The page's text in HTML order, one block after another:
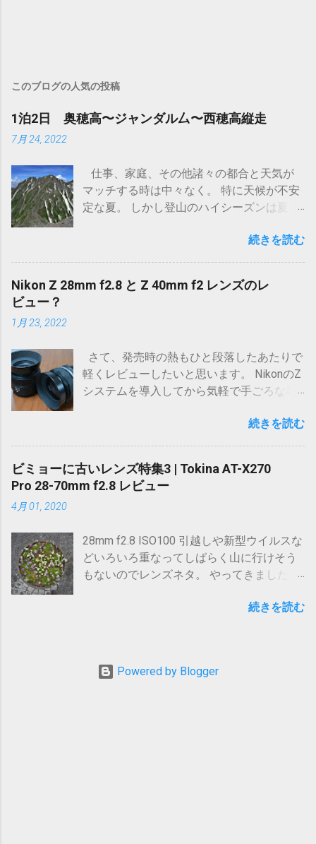
このブログの人気の投稿
1泊2日 奥穂高〜ジャンダル厶〜西穂高縦走
7月 24, 2022
仕事、家庭、その他諸々の都合と天気が
マッチする時は中々なく。 特に天候が不安
定な夏。 しかし登山のハイシーズンは夏！
ってますが、高山植物は夏しか会えないん
シーズンしか早朝やってなかったり。 そん
なこんなでここ3年ほど尽く計画は頓挫。家
納得させようと思い、家族の理解を得て有
休ぶち込んで行ってきました。 久しぶりの
高気圧さんのおかげで日月が晴れそ
ますが、山は逃げなくても各人にとっての
ベストなチャンス、機会というものは簡単
に逃げます。 長い目で見れば山小屋の存続
や公共工事による景観の変化など山も変わ
らないわけではありません。 だからこそ、
今回は平日も活用しないととてもじゃない
が行けない、大人気の北アルプス穂高連峰
に行こうと決めました。 何故か。 最初はず
縦走をと思っていましたが、今年はなんと
北アルプスを調べ始めると。。。ありまし
た1泊2日に好適なルートが。 興味はありつ
続きを読む
Nikon Z 28mm f2.8 と Z 40mm f2 レンズのレ
ビュー？
1月 23, 2022
さて、発売時の熱もひと段落したあたりで
軽くレビューしたいと思います。 NikonのZ
システムを導入してから気軽で手ごろな単
続きを読む
ビミョーに古いレンズ特集3 | Tokina AT-X270
Pro 28-70mm f2.8 レビュー
4月 01, 2020
28mm f2.8 ISO100 引越しや新型ウイルスな
どいろいろ重なってしばらく山に行けそう
もないのでレンズネタ。 やってきました大
続きを読む
Powered by Blogger